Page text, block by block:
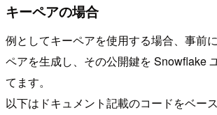
キーペアの場合
例としてキーペアを使用する場合、事前
ペアを生成し、その公開鍵を Snowflake
てます。
以下はドキュメント記載のコードをベー